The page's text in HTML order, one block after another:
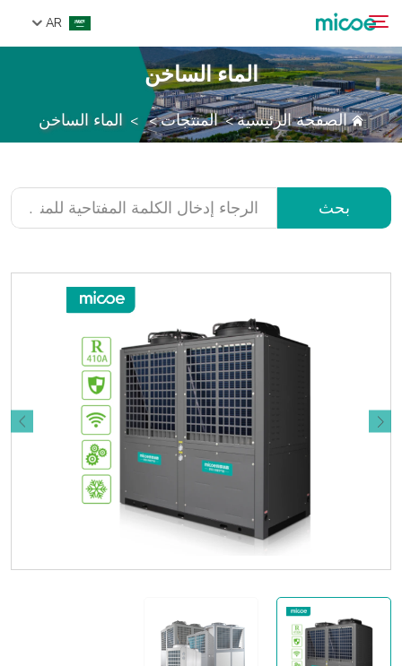
AR
من نحن
المنتجات
الدعم والخدمات
مركز الإعلام
بحث
الماء الساخن
الصفحة الرئيسية>المنتجات>
> الماء الساخن
بحث